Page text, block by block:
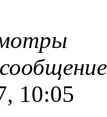
10:05